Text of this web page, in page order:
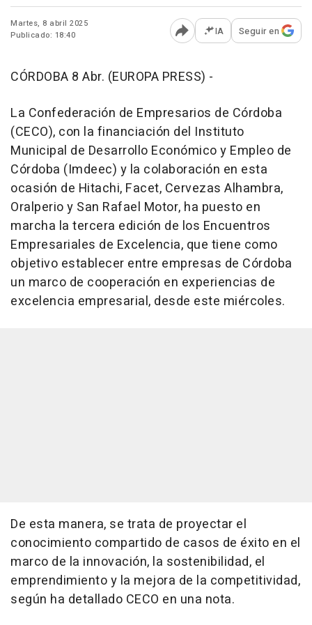
Martes, 8 abril 2025
Publicado: 18:40
Abrir opciones para
IA Seguir en
CÓRDOBA 8 Abr. (EUROPA PRESS) -
La Confederación de Empresarios de Córdoba
(CECO), con la financiación del Instituto
Municipal de Desarrollo Económico y Empleo de
Córdoba (Imdeec) y la colaboración en esta
ocasión de Hitachi, Facet, Cervezas Alhambra,
Oralperio y San Rafael Motor, ha puesto en
marcha la tercera edición de los Encuentros
Empresariales de Excelencia, que tiene como
objetivo establecer entre empresas de Córdoba
un marco de cooperación en experiencias de
excelencia empresarial, desde este miércoles.
De esta manera, se trata de proyectar el
conocimiento compartido de casos de éxito en el
marco de la innovación, la sostenibilidad, el
emprendimiento y la mejora de la competitividad,
según ha detallado CECO en una nota.